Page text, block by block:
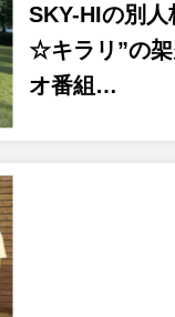
SKY-HIの別人
☆キラリ”の
オ番組…